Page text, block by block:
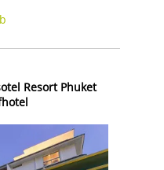
Resort Phuket